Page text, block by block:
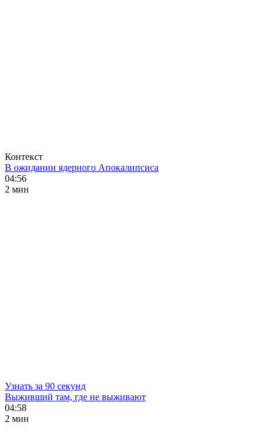
Контекст
В ожидании ядерного Апокалипсиса
04:56
2 мин
Узнать за 90 секунд
Выживший там, где не выживают
04:58
2 мин